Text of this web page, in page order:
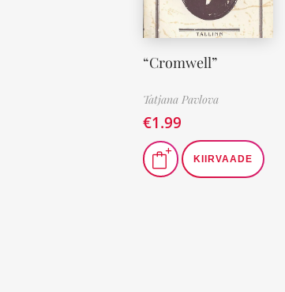
“Cromwell”
Tatjana Pavlova
€1.99
KIIRVAADE